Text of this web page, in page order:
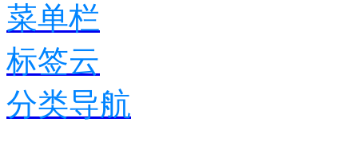
菜单栏
标签云
分类导航